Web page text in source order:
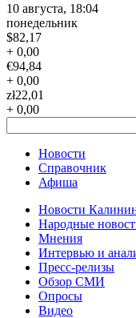
10 августа, 18:04
понедельник
$82,17
+ 0,00
€94,84
+ 0,00
zł22,01
+ 0,00
Новости
Справочник
Афиша
Новости
Народные
Мнения
Интервью и
Пресс-релизы
Обзор СМИ
Опросы
Видео